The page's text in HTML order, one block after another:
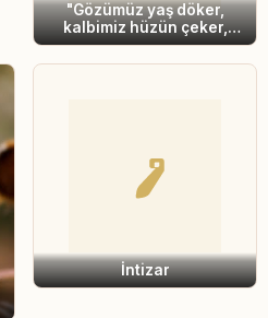
"Gözümüz yaş döker,
kalbimiz hüzün çeker,
fakat Rabbimizi râzı
etmeyecek söz
İntizar